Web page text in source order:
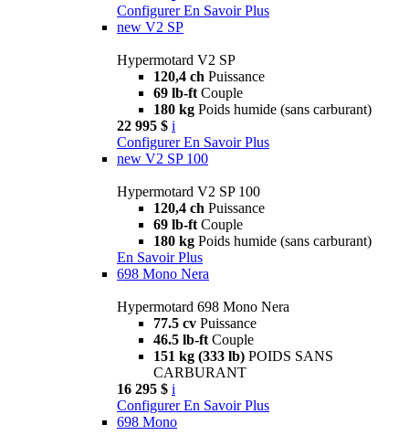
Configurer En Savoir Plus
new V2 SP
Hypermotard V2 SP
120,4 ch Puissance
69 lb-ft Couple
180 kg Poids humide (sans carburant)
22 995 $ i
Configurer En Savoir Plus
new V2 SP 100
Hypermotard V2 SP 100
120,4 ch Puissance
69 lb-ft Couple
180 kg Poids humide (sans carburant)
En Savoir Plus
698 Mono Nera
Hypermotard 698 Mono Nera
77.5 cv Puissance
46.5 lb-ft Couple
151 kg (333 lb) POIDS SANS
CARBURANT
16 295 $ i
Configurer En Savoir Plus
698 Mono